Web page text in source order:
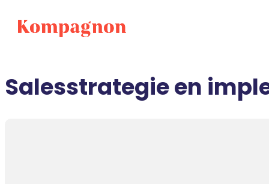
Salesstrategie en